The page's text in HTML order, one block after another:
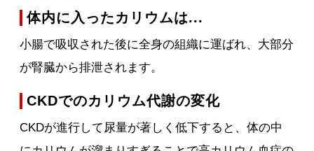
体内に入ったカリウムは...
小腸で吸収された後に全身の組織に運ばれ、大部分
が腎臓から排泄されます。
CKDでのカリウム代謝の変化
CKDが進行して尿量が著しく低下すると、体の中